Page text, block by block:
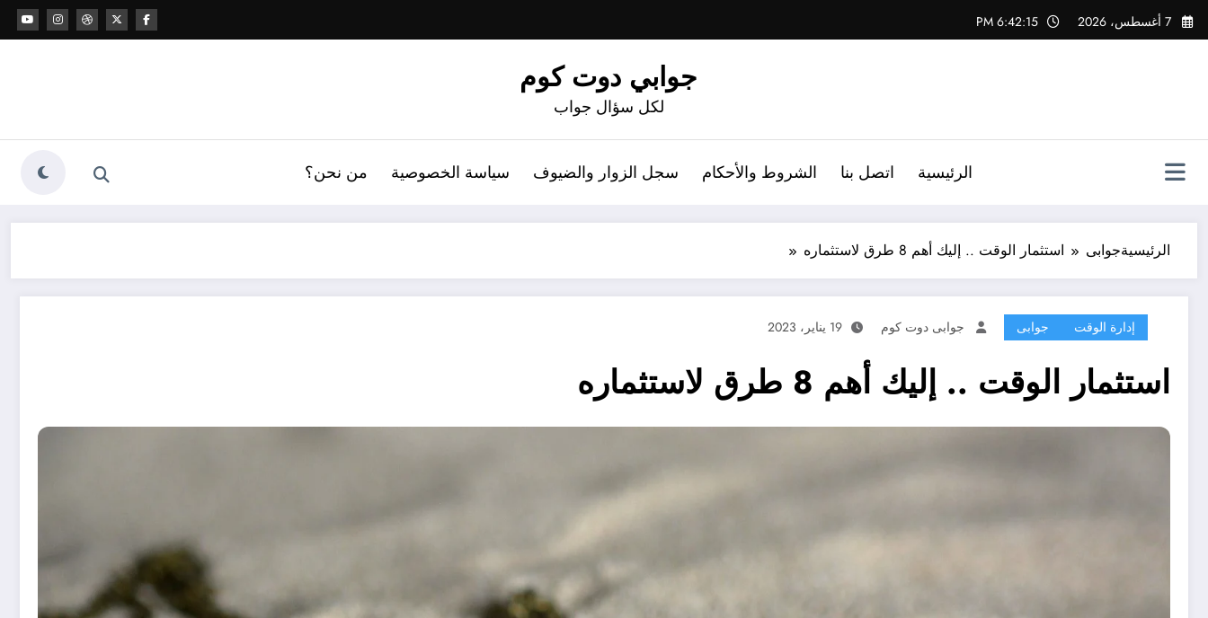
التجاوز
إلى
7 أغسطس، 2026 6:42:17 PM
جوابي دوت كوم
لكل سؤال جواب
الرئيسية اتصل بنا الشروط والأحكام سجل الزوار والضيوف سياسة الخصوصية من نحن؟
الرئيسيةجوابى استثمار الوقت .. إليك أهم 8 طرق لاستثماره
إدارة الوقت جوابى جوابى دوت كوم 19 يناير، 2023
استثمار الوقت .. إليك أهم 8 طرق لاستثماره